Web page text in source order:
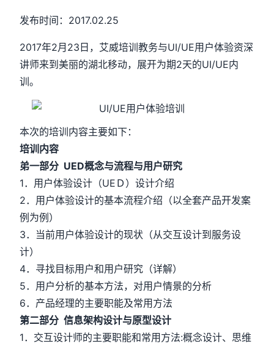
发布时间：2017.02.25
2017年2月23日，艾威培训教务与UI/UE用户体验资深
讲师来到美丽的湖北移动，展开为期2天的UI/UE内
训。
本次的培训内容主要如下：
培训内容
弟一部分 UED概念与流程与用户研究
1．用户体验设计（UEＤ）设计介绍
2．用户体验设计的基本流程介绍（以全套产品开发案
例为例）
3．当前用户体验设计的现状（从交互设计到服务设
计）
4．寻找目标用户和用户研究（详解）
5．用户分析的基本方法，对用户情景的分析
6．产品经理的主要职能及常用方法
第二部分 信息架构设计与原型设计
1．交互设计师的主要职能和常用方法:概念设计、思维